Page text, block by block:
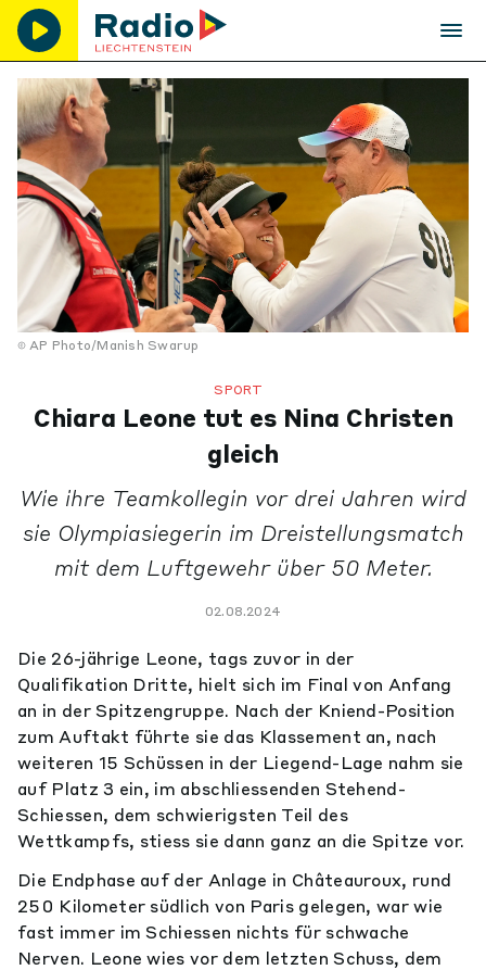
AP Photo/Manish Swarup
SPORT
Chiara Leone tut es Nina Christen
gleich
Wie ihre Teamkollegin vor drei Jahren wird
sie Olympiasiegerin im Dreistellungsmatch
mit dem Luftgewehr über 50 Meter.
02.08.2024
Die 26-jährige Leone, tags zuvor in der
Qualifikation Dritte, hielt sich im Final von Anfang
an in der Spitzengruppe. Nach der Kniend-Position
zum Auftakt führte sie das Klassement an, nach
weiteren 15 Schüssen in der Liegend-Lage nahm sie
auf Platz 3 ein, im abschliessenden Stehend-
Schiessen, dem schwierigsten Teil des
Wettkampfs, stiess sie dann ganz an die Spitze vor.
Die Endphase auf der Anlage in Châteauroux, rund
250 Kilometer südlich von Paris gelegen, war wie
fast immer im Schiessen nichts für schwache
Nerven. Leone wies vor dem letzten Schuss, dem